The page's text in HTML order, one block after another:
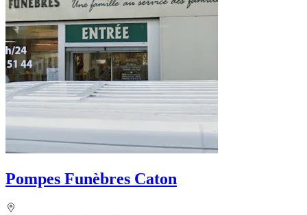
Pompes Funèbres Caton